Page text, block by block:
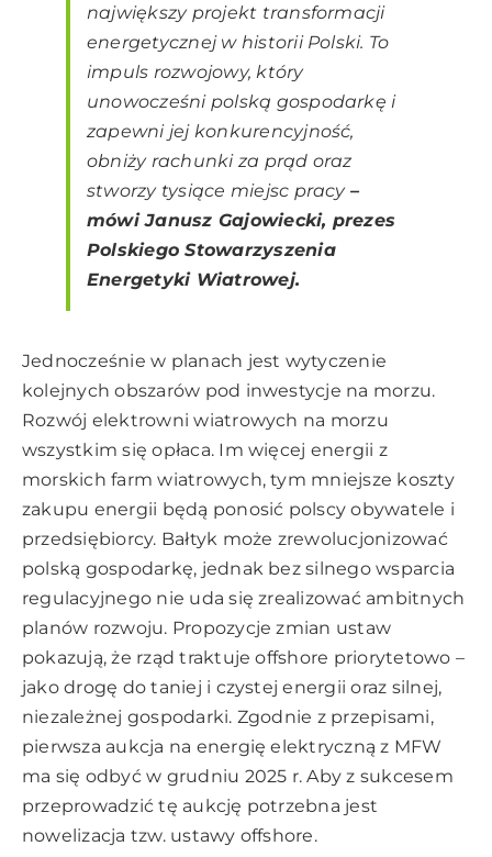
największy projekt transformacji
energetycznej w historii Polski. To
impuls rozwojowy, który
unowocześni polską gospodarkę i
zapewni jej konkurencyjność,
obniży rachunki za prąd oraz
stworzy tysiące miejsc pracy –
mówi Janusz Gajowiecki, prezes
Polskiego Stowarzyszenia
Energetyki Wiatrowej.
Jednocześnie w planach jest wytyczenie
kolejnych obszarów pod inwestycje na morzu.
Rozwój elektrowni wiatrowych na morzu
wszystkim się opłaca. Im więcej energii z
morskich farm wiatrowych, tym mniejsze koszty
zakupu energii będą ponosić polscy obywatele i
przedsiębiorcy. Bałtyk może zrewolucjonizować
polską gospodarkę, jednak bez silnego wsparcia
regulacyjnego nie uda się zrealizować ambitnych
planów rozwoju. Propozycje zmian ustaw
pokazują, że rząd traktuje offshore priorytetowo –
jako drogę do taniej i czystej energii oraz silnej,
niezależnej gospodarki. Zgodnie z przepisami,
pierwsza aukcja na energię elektryczną z MFW
ma się odbyć w grudniu 2025 r. Aby z sukcesem
przeprowadzić tę aukcję potrzebna jest
nowelizacja tzw. ustawy offshore.